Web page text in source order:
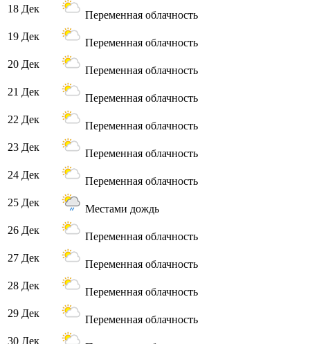
18 Дек
Переменная облачность
19 Дек
Переменная облачность
20 Дек
Переменная облачность
21 Дек
Переменная облачность
22 Дек
Переменная облачность
23 Дек
Переменная облачность
24 Дек
Переменная облачность
25 Дек
Местами дождь
26 Дек
Переменная облачность
27 Дек
Переменная облачность
28 Дек
Переменная облачность
29 Дек
Переменная облачность
30 Дек